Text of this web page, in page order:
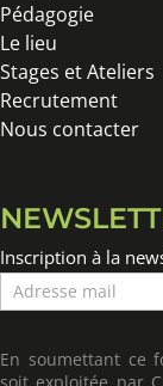
Pédagogie
Le lieu
Stages et Ateliers
Recrutement
Nous contacter
Inscription
la
Inscription à la
En soumettant ce